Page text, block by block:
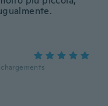
chargements